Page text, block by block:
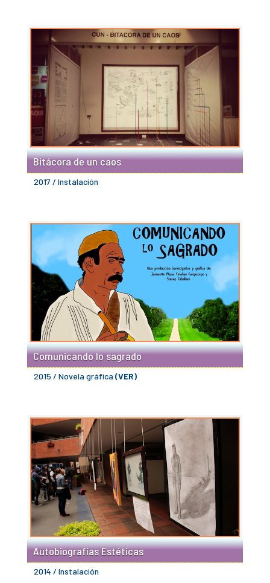
Bitácora de un caos
2017 / Instalación
Comunicando lo sagrado
2015 / Novela gráfica (VER)
Autobiografías Estéticas
2014 / Instalación